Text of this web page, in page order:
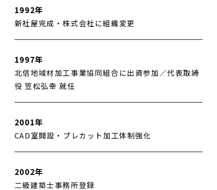
1992年
新社屋完成・株式会社に組織変更
1997年
北信地域材加工事業協同組合に出資参加／代表取締
役 笠松弘幸 就任
2001年
CAD室開設・プレカット加工体制強化
2002年
二級建築士事務所登録